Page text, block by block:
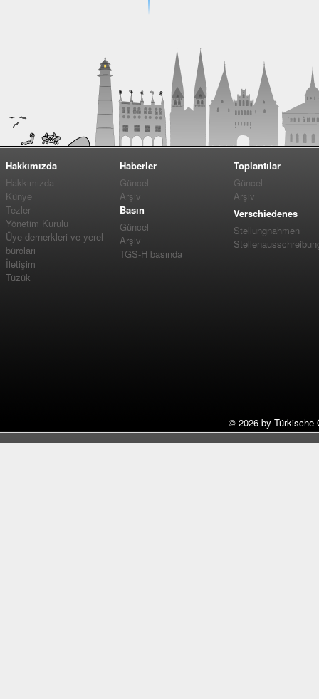
Hakkımızda
Hakkımızda
Künye
Tezler
Yönetim Kurulu
Üye dernerkleri ve yerel
büroları
İletişim
Tüzük
Haberler
Güncel
Arşiv
Basın
Güncel
Arşiv
TGS-H basında
Toplantılar
Güncel
Arşiv
Verschiedenes
Stellungnahmen
© 2026 by Türkische